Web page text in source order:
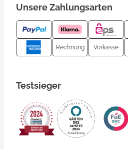
Unsere Zahlungsarten
Rechnung Vorkasse
Testsieger